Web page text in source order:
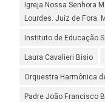
Igreja Nossa Senhora
Lourdes. Juiz de Fora.
Instituto de Educação
Laura Cavalieri Bisio
Orquestra Harmônica
Padre João Francisco